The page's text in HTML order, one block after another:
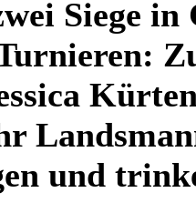
Siege in
und